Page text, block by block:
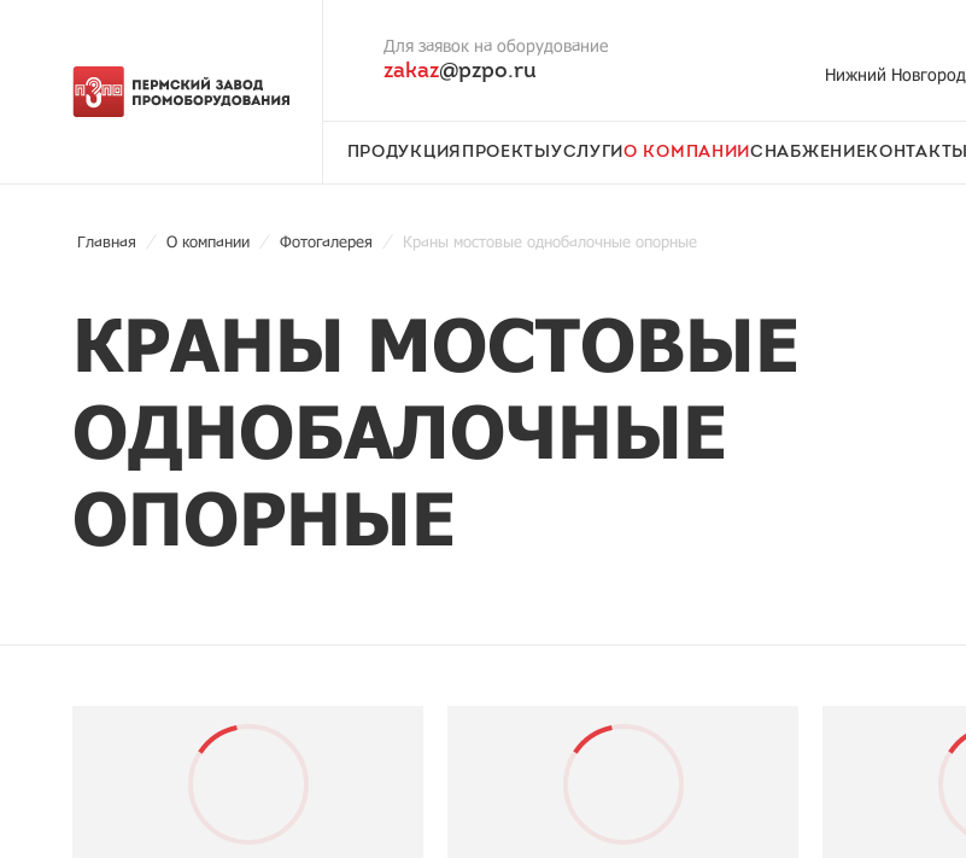
Для заявок на оборудование
zakaz@pzpo.ru Нижний Новгород
ПРОДУКЦИЯ ПРОЕКТЫ УСЛУГИО КОМПАНИИСНАБЖЕНИЕКОНТАКТЫ
Главная О компании Фотогалерея Краны мостовые однобалочные опорные
КРАНЫ МОСТОВЫЕ
ОДНОБАЛОЧНЫЕ
ОПОРНЫЕ